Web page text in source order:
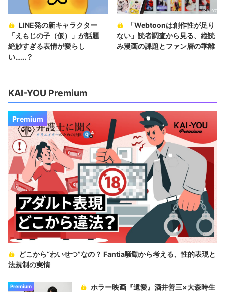
LINE発の新キャラクター
「えもじの子（仮）」が話題
絶妙すぎる表情が愛らし
い……？
「Webtoonは創作性が足り
ない」読者調査から見る、縦読
み漫画の課題とファン層の乖離
KAI-YOU Premium
Premium
どこから“わいせつ”なの？ Fantia騒動から考える、性的表現と
法規制の実情
Premium
ホラー映画『遺愛』酒井善三×大森時生